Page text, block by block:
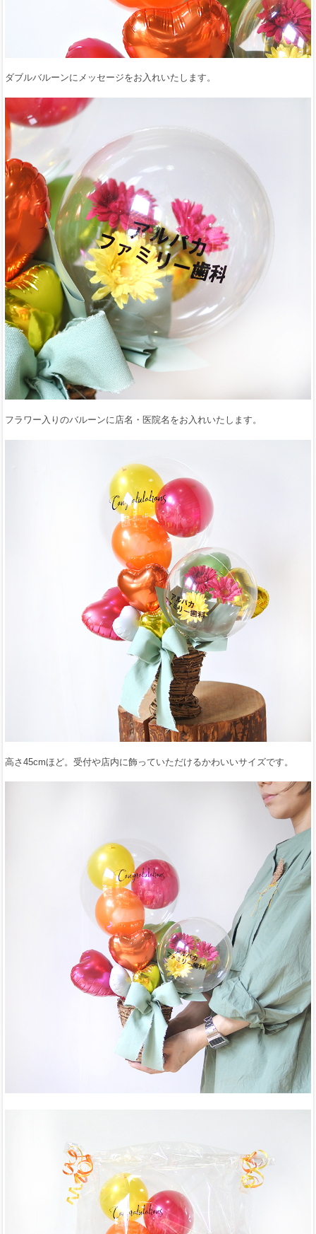
ダブルバルーンにメッセージをお入れいたします。
フラワー入りのバルーンに店名・医院名をお入れいたします。
高さ45cmほど。受付や店内に飾っていただけるかわいいサイズです。